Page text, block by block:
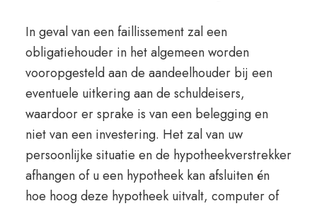
In geval van een faillissement zal een
obligatiehouder in het algemeen worden
vooropgesteld aan de aandeelhouder bij een
eventuele uitkering aan de schuldeisers,
waardoor er sprake is van een belegging en
niet van een investering. Het zal van uw
persoonlijke situatie en de hypotheekverstrekker
afhangen of u een hypotheek kan afsluiten én
hoe hoog deze hypotheek uitvalt, computer of